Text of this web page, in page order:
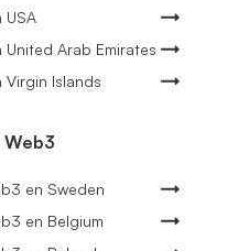
USA
Arab Emirates
Virgin Islands
en Sweden
en Belgium